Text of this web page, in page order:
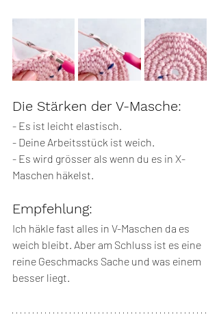
Die Stärken der V-Masche:
- Es ist leicht elastisch.
- Deine Arbeitsstück ist weich.
- Es wird grösser als wenn du es in X-
Maschen häkelst.
Empfehlung:
Ich häkle fast alles in V-Maschen da es
weich bleibt. Aber am Schluss ist es eine
reine Geschmacks Sache und was einem
besser liegt.